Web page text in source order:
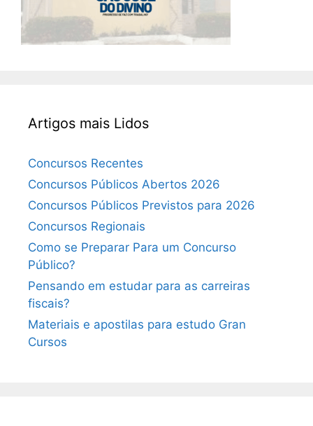
Artigos mais Lidos
Concursos Recentes
Concursos Públicos Abertos 2026
Concursos Públicos Previstos para 2026
Concursos Regionais
Como se Preparar Para um Concurso
Público?
Pensando em estudar para as carreiras
fiscais?
Materiais e apostilas para estudo Gran
Cursos